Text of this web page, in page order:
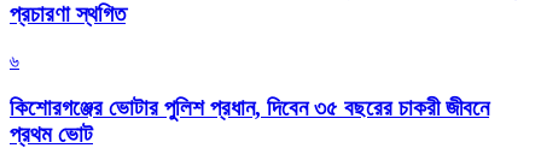
প্রচারণা স্থগিত
৬
কিশোরগঞ্জের ভোটার পুলিশ প্রধান, দিবেন ৩৫ বছরের চাকরী জীবনে
প্রথম ভোট